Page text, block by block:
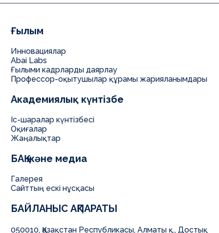
БАЙЛАНЫС АҚПАРАТЫ
050010, Қазақстан Республикасы, Алматы қ., Достық
Ғылым
Инновациялар
Abai Labs
Ғылыми кадрларды даярлау
Профессор-оқытушылар құрамы жарияланымдары
Академиялық күнтізбе
Іс-шаралар күнтізбесі
Оқиғалар
Жаңалықтар
БАҚ және медиа
Галерея
Сайттың ескі нұсқасы